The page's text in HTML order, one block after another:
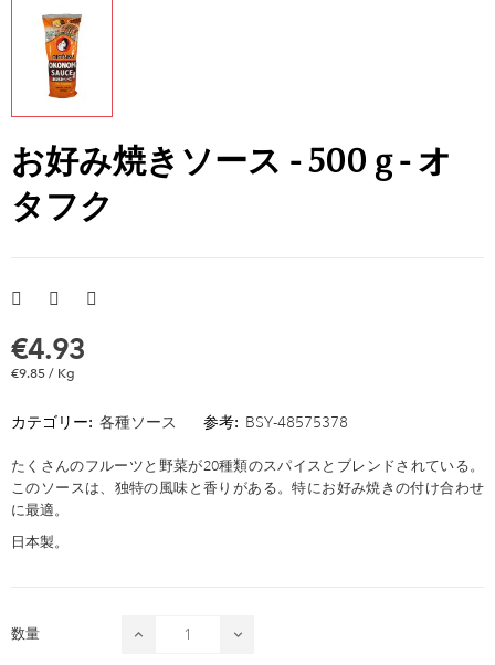
お好み焼きソース - 500 g - オ
タフク
€4.93
€9.85 / Kg
カテゴリー: 各種ソース 参考: BSY-48575378
たくさんのフルーツと野菜が20種類のスパイスとブレンドされている。
このソースは、独特の風味と香りがある。特にお好み焼きの付け合わせ
に最適。
日本製。
数量